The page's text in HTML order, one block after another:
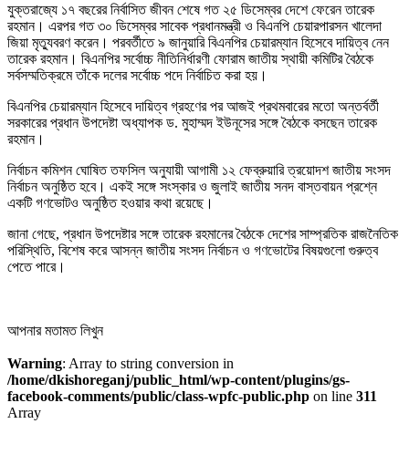
যুক্তরাজ্যে ১৭ বছরের নির্বাসিত জীবন শেষে গত ২৫ ডিসেম্বর দেশে ফেরেন তারেক
রহমান। এরপর গত ৩০ ডিসেম্বর সাবেক প্রধানমন্ত্রী ও বিএনপি চেয়ারপারসন খালেদা
জিয়া মৃত্যুবরণ করেন। পরবর্তীতে ৯ জানুয়ারি বিএনপির চেয়ারম্যান হিসেবে দায়িত্ব নেন
তারেক রহমান। বিএনপির সর্বোচ্চ নীতিনির্ধারণী ফোরাম জাতীয় স্থায়ী কমিটির বৈঠকে
সর্বসম্মতিক্রমে তাঁকে দলের সর্বোচ্চ পদে নির্বাচিত করা হয়।
বিএনপির চেয়ারম্যান হিসেবে দায়িত্ব গ্রহণের পর আজই প্রথমবারের মতো অন্তর্বর্তী
সরকারের প্রধান উপদেষ্টা অধ্যাপক ড. মুহাম্মদ ইউনূসের সঙ্গে বৈঠকে বসছেন তারেক
রহমান।
নির্বাচন কমিশন ঘোষিত তফসিল অনুযায়ী আগামী ১২ ফেব্রুয়ারি ত্রয়োদশ জাতীয় সংসদ
নির্বাচন অনুষ্ঠিত হবে। একই সঙ্গে সংস্কার ও জুলাই জাতীয় সনদ বাস্তবায়ন প্রশ্নে
একটি গণভোটও অনুষ্ঠিত হওয়ার কথা রয়েছে।
জানা গেছে, প্রধান উপদেষ্টার সঙ্গে তারেক রহমানের বৈঠকে দেশের সাম্প্রতিক রাজনৈতিক
পরিস্থিতি, বিশেষ করে আসন্ন জাতীয় সংসদ নির্বাচন ও গণভোটের বিষয়গুলো গুরুত্ব
পেতে পারে।
আপনার মতামত লিখুন
Warning: Array to string conversion in
/home/dkishoreganj/public_html/wp-content/plugins/gs-
facebook-comments/public/class-wpfc-public.php on line 311
Array